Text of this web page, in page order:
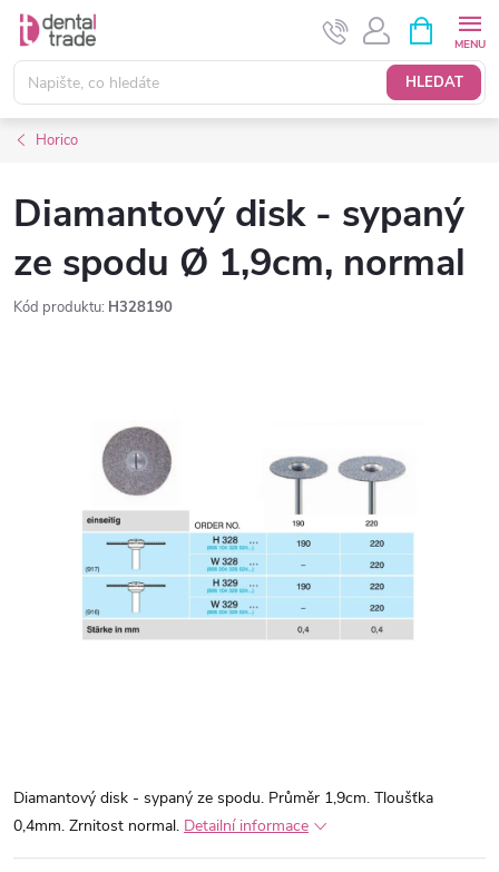
Přejít
obsah
HLEDAT
NÁKUPNÍ
KOŠÍK
Horico
Diamantový disk - sypaný
ze spodu Ø 1,9cm, normal
Kód produktu: H328190
Diamantový disk - sypaný ze spodu. Průměr 1,9cm. Tloušťka
0,4mm. Zrnitost normal. Detailní informace